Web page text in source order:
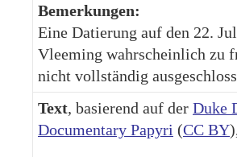
Bemerkungen:
Eine Datierung auf den 22.
Vleeming wahrscheinlich zu
nicht vollständig
Text, basierend auf der Duke
Documentary Papyri (CC BY